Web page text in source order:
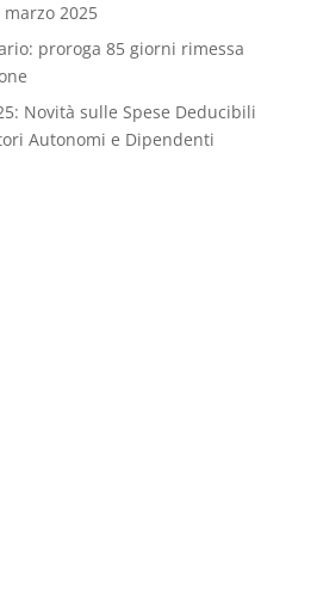
2025
proroga 85 giorni rimessa
Novità sulle Spese Deducibili
Autonomi e Dipendenti